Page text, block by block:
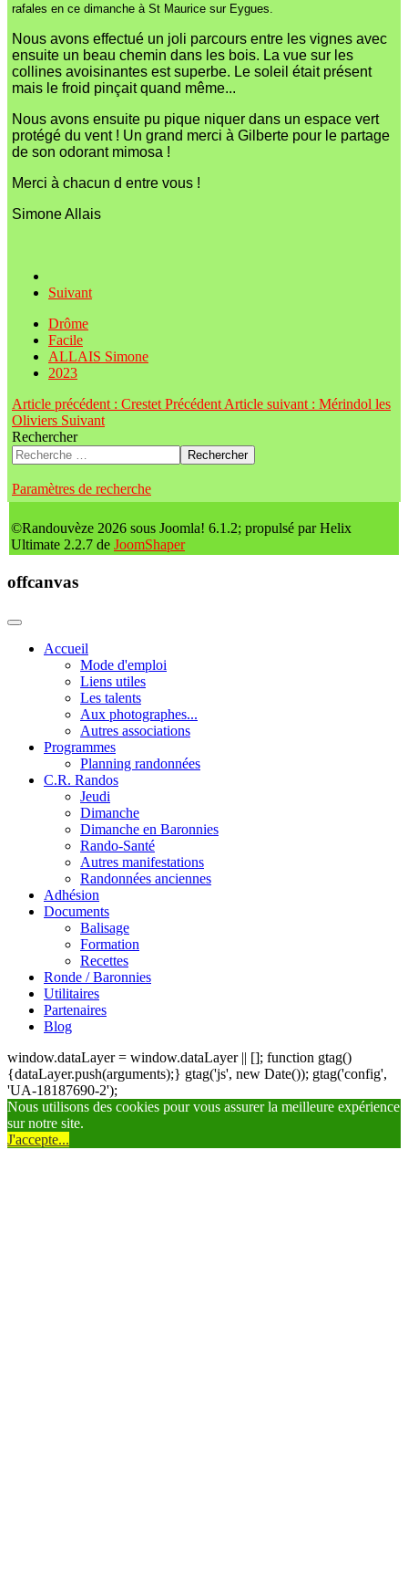
rafales en ce dimanche à St Maurice sur Eygues.
Nous avons effectué un joli parcours entre les vignes avec
ensuite un beau chemin dans les bois. La vue sur les
collines avoisinantes est superbe. Le soleil était présent
mais le froid pinçait quand même...
Nous avons ensuite pu pique niquer dans un espace vert
protégé du vent ! Un grand merci à Gilberte pour le partage
de son odorant mimosa !
Merci à chacun d entre vous !
Simone Allais
Suivant
Drôme
Facile
ALLAIS Simone
2023
Article précédent : Crestet Précédent Article suivant : Mérindol les
Oliviers Suivant
Rechercher
Rechercher
Paramètres de recherche
©Randouvèze 2026 sous Joomla! 6.1.2; propulsé par Helix
Ultimate 2.2.7 de JoomShaper
offcanvas
Accueil
Mode d'emploi
Liens utiles
Les talents
Aux photographes...
Autres associations
Programmes
Planning randonnées
C.R. Randos
Jeudi
Dimanche
Dimanche en Baronnies
Rando-Santé
Autres manifestations
Randonnées anciennes
Adhésion
Documents
Balisage
Formation
Recettes
Ronde / Baronnies
Utilitaires
Partenaires
Blog
window.dataLayer = window.dataLayer || []; function gtag()
{dataLayer.push(arguments);} gtag('js', new Date()); gtag('config',
'UA-18187690-2');
Nous utilisons des cookies pour vous assurer la meilleure expérience
sur notre site.
J'accepte...